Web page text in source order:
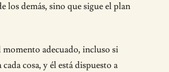
los demás, sino que sigue el plan
momento adecuado, incluso si
cosa, y él está dispuesto a